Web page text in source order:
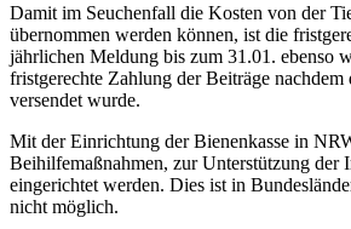
Damit im Seuchenfall die Kosten von der
übernommen werden können, ist die
jährlichen Meldung bis zum 31.01. ebenso
fristgerechte Zahlung der Beiträge nachdem
versendet wurde.
Mit der Einrichtung der Bienenkasse in
Beihilfemaßnahmen, zur Unterstützung der
eingerichtet werden. Dies ist in
nicht möglich.